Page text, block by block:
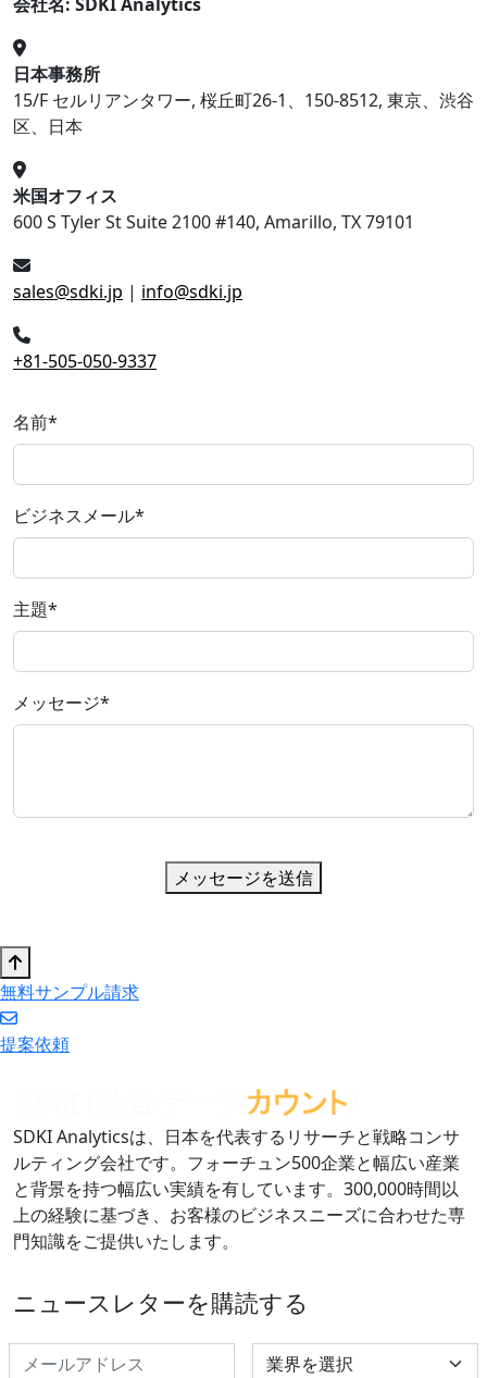
日本事務所
15/F セルリアンタワー, 桜丘町26-1、150-8512, 東京、渋谷
区、日本
米国オフィス
600 S Tyler St Suite 2100 #140, Amarillo, TX 79101
sales@sdki.jp | info@sdki.jp
+81-505-050-9337
名前*
ビジネスメール*
主題*
メッセージ*
メッセージを送信
無料サンプル請求
提案依頼
SDKI Analyticsは、日本を代表するリサーチと戦略コンサ
ルティング会社です。フォーチュン500企業と幅広い産業
と背景を持つ幅広い実績を有しています。300,000時間以
上の経験に基づき、お客様のビジネスニーズに合わせた専
門知識をご提供いたします。
ニュースレターを購読する
Select Industry